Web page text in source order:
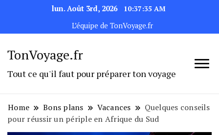
lun. Août 3rd, 2026
10:37:35 AM
L’équipe de TonVoyage.fr
TonVoyage.fr
Tout ce qu'il faut pour préparer ton voyage
Home Bons plans Vacances
Quelques conseils
pour réussir un périple en Afrique du Sud